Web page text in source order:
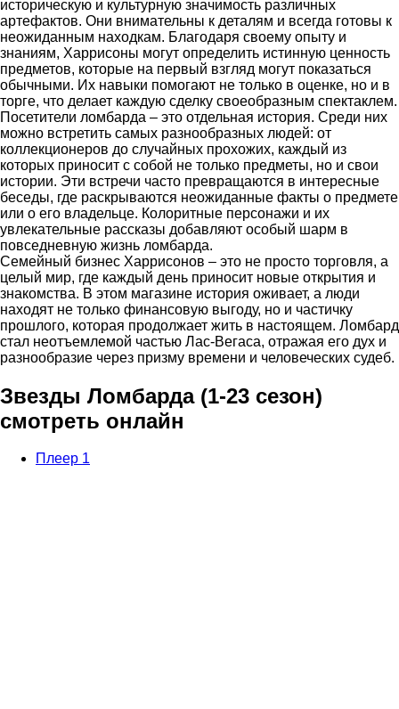
историческую и культурную значимость различных
артефактов. Они внимательны к деталям и всегда готовы к
неожиданным находкам. Благодаря своему опыту и
знаниям, Харрисоны могут определить истинную ценность
предметов, которые на первый взгляд могут показаться
обычными. Их навыки помогают не только в оценке, но и в
торге, что делает каждую сделку своеобразным спектаклем.
Посетители ломбарда – это отдельная история. Среди них
можно встретить самых разнообразных людей: от
коллекционеров до случайных прохожих, каждый из
которых приносит с собой не только предметы, но и свои
истории. Эти встречи часто превращаются в интересные
беседы, где раскрываются неожиданные факты о предмете
или о его владельце. Колоритные персонажи и их
увлекательные рассказы добавляют особый шарм в
повседневную жизнь ломбарда.
Семейный бизнес Харрисонов – это не просто торговля, а
целый мир, где каждый день приносит новые открытия и
знакомства. В этом магазине история оживает, а люди
находят не только финансовую выгоду, но и частичку
прошлого, которая продолжает жить в настоящем. Ломбард
стал неотъемлемой частью Лас-Вегаса, отражая его дух и
разнообразие через призму времени и человеческих судеб.
Звезды Ломбарда (1-23 сезон)
смотреть онлайн
Плеер 1